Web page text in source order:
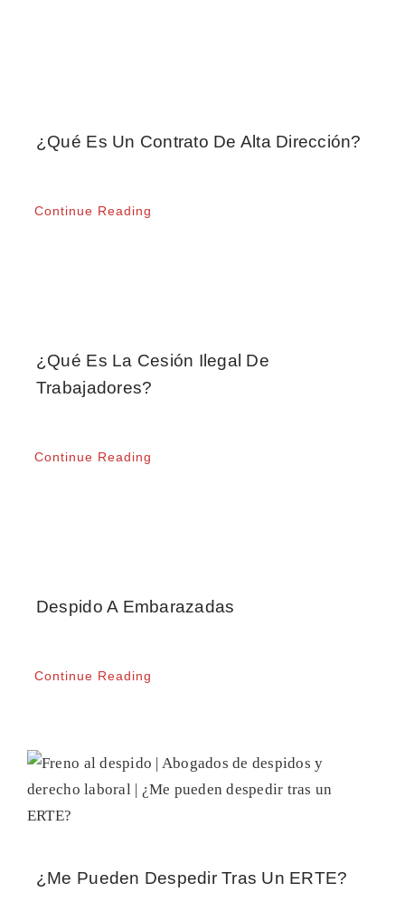
¿Qué Es Un Contrato De Alta Dirección?
Continue Reading
¿Qué Es La Cesión Ilegal De
Trabajadores?
Continue Reading
Despido A Embarazadas
Continue Reading
¿Me Pueden Despedir Tras Un ERTE?